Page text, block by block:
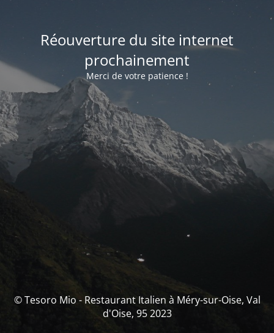
Réouverture du site internet
prochainement
Merci de votre patience !
© Tesoro Mio - Restaurant Italien à Méry-sur-Oise, Val
d'Oise, 95 2023